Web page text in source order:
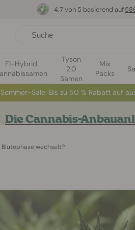
F1-Hybrid
Tyson
2.0
Samen
Mix
Packs
4.7 von 5 basierend auf
Sale: Bis zu 50 % Rabatt auf
Die Cannabis-
wechselt?